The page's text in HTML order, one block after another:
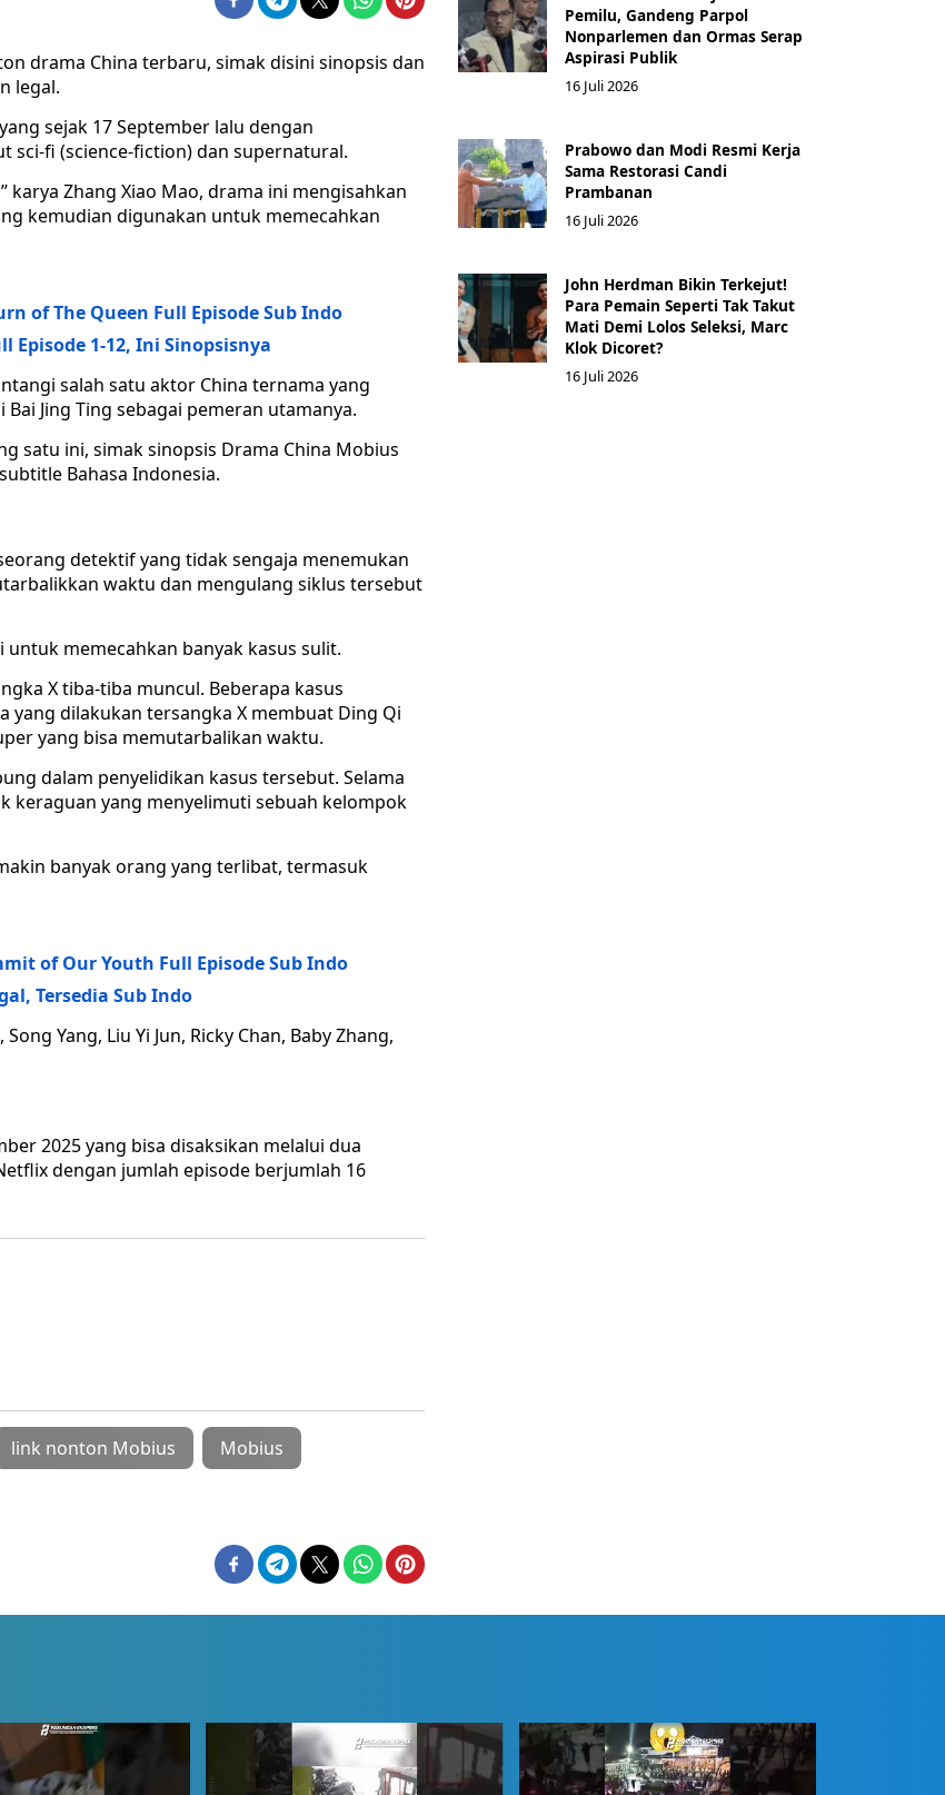
drama China terbaru, simak disini sinopsis dan
legal.
sejak 17 September lalu dengan
sci-fi (science-fiction) dan supernatural.
karya Zhang Xiao Mao, drama ini mengisahkan
kemudian digunakan untuk memecahkan
of The Queen Full Episode Sub Indo
Episode 1-12, Ini Sinopsisnya
salah satu aktor China ternama yang
Jing Ting sebagai pemeran utamanya.
satu ini, simak sinopsis Drama China Mobius
Bahasa Indonesia.
detektif yang tidak sengaja menemukan
waktu dan mengulang siklus tersebut
memecahkan banyak kasus sulit.
X tiba-tiba muncul. Beberapa kasus
dilakukan tersangka X membuat Ding Qi
yang bisa memutarbalikan waktu.
dalam penyelidikan kasus tersebut. Selama
keraguan yang menyelimuti sebuah kelompok
banyak orang yang terlibat, termasuk
of Our Youth Full Episode Sub Indo
Tersedia Sub Indo
Yang, Liu Yi Jun, Ricky Chan, Baby Zhang,
2025 yang bisa disaksikan melalui dua
dengan jumlah episode berjumlah 16
link nonton Mobius Mobius
Pemilu, Gandeng Parpol
Nonparlemen dan Ormas Serap
Aspirasi Publik
16 Juli 2026
Prabowo dan Modi Resmi Kerja
Sama Restorasi Candi
Prambanan
16 Juli 2026
John Herdman Bikin Terkejut!
Para Pemain Seperti Tak Takut
Mati Demi Lolos Seleksi, Marc
Klok Dicoret?
16 Juli 2026